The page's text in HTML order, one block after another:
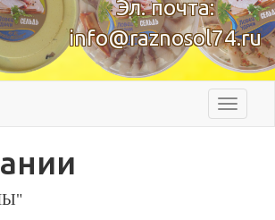
Эл. почта:
info@raznosol74.ru
Меню